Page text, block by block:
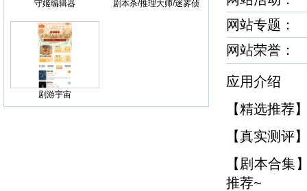
守姬编辑器
剧本杀/推理大师/迷雾侦
剧游宇宙
网站专题：
网站荣誉
应用介绍
【精选推荐
【真实测评
【剧本合集
推荐~